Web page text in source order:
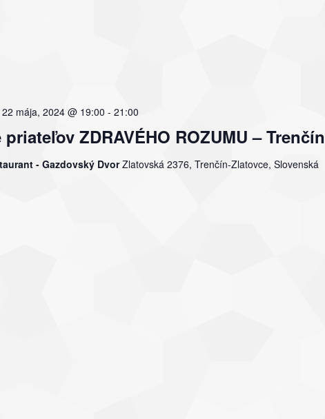
ZDRAVÉHO ROZUMU – Trenčín
22 mája, 2024 @ 19:00 -21:00
- Gazdovský DvorZlatovská 2376, Trenčín-Zlatovce, Slovenská